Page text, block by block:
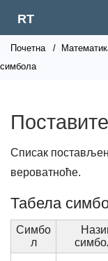
RT
Почетна /
симбола
Списак
вероватноће.
Табела
Симбо
л